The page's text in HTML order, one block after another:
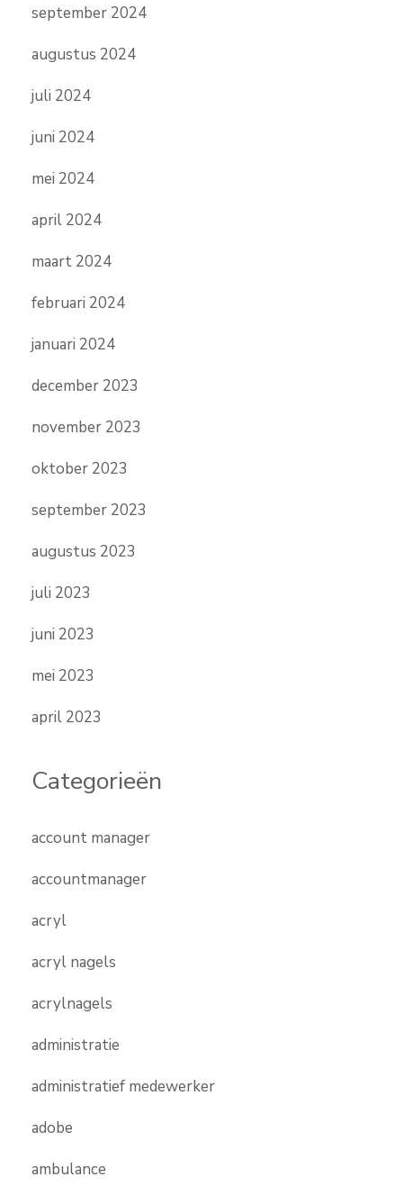
september 2024
augustus 2024
juli 2024
juni 2024
mei 2024
april 2024
maart 2024
februari 2024
januari 2024
december 2023
november 2023
oktober 2023
september 2023
augustus 2023
juli 2023
juni 2023
mei 2023
april 2023
Categorieën
account manager
accountmanager
acryl
acryl nagels
acrylnagels
administratie
administratief medewerker
adobe
ambulance